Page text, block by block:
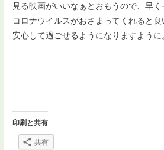
見る映画がいいなぁとおもうので、早
コロナウイルスがおさまってくれると良
安心して過ごせるようになりますように
印刷と共有
共有